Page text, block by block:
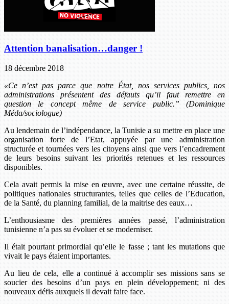
Attention banalisation…danger !
18 décembre 2018
«Ce n’est pas parce que notre État, nos services publics, nos
administrations présentent des défauts qu’il faut remettre en
question le concept même de service public.” (Dominique
Méda/sociologue)
Au lendemain de l’indépendance, la Tunisie a su mettre en place une
organisation forte de l’Etat, appuyée par une administration
structurée et tournées vers les citoyens ainsi que vers l’encadrement
de leurs besoins suivant les priorités retenues et les ressources
disponibles.
Cela avait permis la mise en œuvre, avec une certaine réussite, de
politiques nationales structurantes, telles que celles de l’Education,
de la Santé, du planning familial, de la maitrise des eaux…
L’enthousiasme des premières années passé, l’administration
tunisienne n’a pas su évoluer et se moderniser.
Il était pourtant primordial qu’elle le fasse ; tant les mutations que
vivait le pays étaient importantes.
Au lieu de cela, elle a continué à accomplir ses missions sans se
soucier des besoins d’un pays en plein développement; ni des
nouveaux défis auxquels il devait faire face.